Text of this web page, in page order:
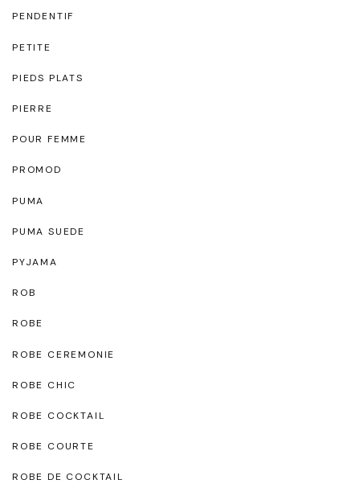
PENDENTIF
PETITE
PIEDS PLATS
PIERRE
POUR FEMME
PROMOD
PUMA
PUMA SUEDE
PYJAMA
ROB
ROBE
ROBE CEREMONIE
ROBE CHIC
ROBE COCKTAIL
ROBE COURTE
ROBE DE COCKTAIL